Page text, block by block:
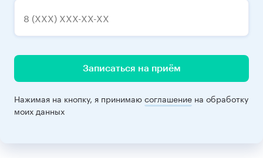
Записаться на приём
Нажимая на кнопку, я принимаюсоглашение на обработку
моих данных